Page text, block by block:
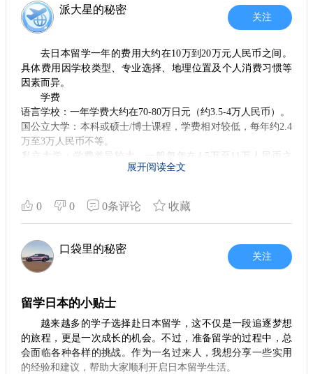
派大星的秘密
关注
去日本留学一年的费用大约在10万到20万元人民币之间‌。
具体费用因学校类型、专业选择、地理位置及个人消费习惯等
因素而异。
学费
‌语言学校‌：一年学费大约在70-80万日元（约3.5-4万人民币）‌。
‌国公立大学‌：本科或硕士/博士课程，学费相对较低，每年约2.4
万至3万人民币不等‌。
‌私立大学‌：学费差异较大，一般每年在4.5万至11万人民币之
间，尤其是艺术、法学、医学等热门或特殊专业费用更高‌。
‌住宿费‌：东京地区约4500-5200元人民币/月，非东京地区约
3000-3500元人民币/月‌1；也有数据显示东京地区为3500-5000
‌饮食费‌：东京地区约4400元人民币/月，其他地区约3100元人民
币/月‌1；也有数据显示每月大约在1500-3000元人民币‌23。
‌交通费‌：约1000-2000元人民币/月‌。
打工收入
留学生可在课余时间打工，时薪一般在800-1000日元之间（东
京地区时薪更高），通过合理规划打工时间，可有效减轻经济
负担‌。
注意事项
展开阅读全文
0 0 0条评论 收藏
口袋里的秘密
关注
留学日本的小贴士
越来越多的学子选择赴日本留学，这不仅是一段追逐梦想
的旅程，更是一次成长的机会。不过，准备留学的过程中，总
会面临各种各样的挑战。作为一名过来人，我想分享一些实用
的经验和建议，帮助大家顺利开启日本留学生活。